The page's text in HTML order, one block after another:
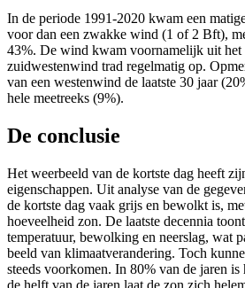
In de periode 1991-2020 kwam een
voor dan een zwakke wind (1 of 2 Bft),
43%. De wind kwam voornamelijk uit het
zuidwestenwind trad regelmatig op.
van een westenwind de laatste 30 jaar
hele meetreeks (9%).
De conclusie
Het weerbeeld van de kortste dag heeft
eigenschappen. Uit analyse van de
de kortste dag vaak grijs en bewolkt is,
hoeveelheid zon. De laatste decennia
temperatuur, bewolking en neerslag, wat
beeld van klimaatverandering. Toch
steeds voorkomen. In 80% van de jaren
de helft van de jaren laat de zon zich